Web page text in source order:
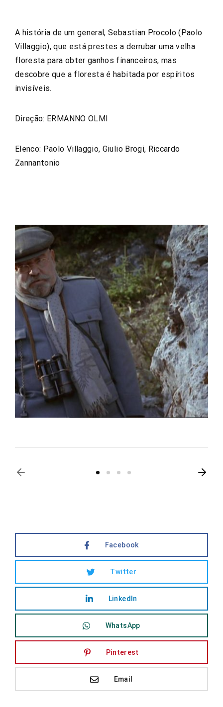
A história de um general, Sebastian Procolo (Paolo
Villaggio), que está prestes a derrubar uma velha
floresta para obter ganhos financeiros, mas
descobre que a floresta é habitada por espíritos
invisíveis.
Direção: ERMANNO OLMI
Elenco: Paolo Villaggio, Giulio Brogi, Riccardo
Zannantonio
Facebook
Twitter
LinkedIn
WhatsApp
Pinterest
Email